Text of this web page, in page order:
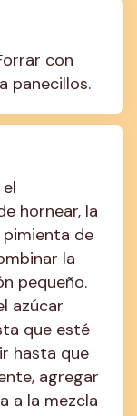
con
panecillos.
hornear, la
pimienta de
la
pequeño.
azúcar
que esté
hasta que
agregar
a la mezcla